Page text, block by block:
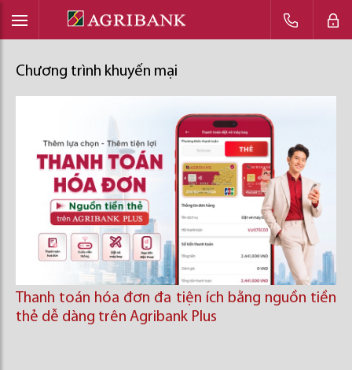
Chương trình khuyến mại
Thanh toán hóa đơn đa tiện ích bằng nguồn tiền
thẻ dễ dàng trên Agribank Plus